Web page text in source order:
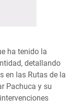
ha tenido la
detallando
en las Rutas de la
Pachuca y su